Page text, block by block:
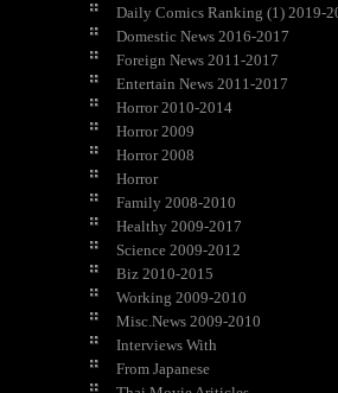
Daily Comics Ranking (1) 2019-
Domestic News 2016-2017
Foreign News 2011-2017
Entertain News 2011-2017
Horror 2010-2014
Horror 2009
Horror 2008
Horror
Family 2008-2010
Healthy 2009-2017
Science 2009-2012
Biz 2010-2015
Working 2009-2010
Misc.News 2009-2010
Interviews With
From Japanese